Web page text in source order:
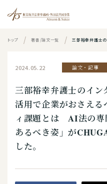
トップ 著書/論文一覧 三部裕幸弁護士のインタビュー記事「生成AIの
2024.05.22 論文・記事
三部裕幸弁護士のイ
活用で企業がおさえ
ィ課題とは AI法の専
あるべき姿」が
した。